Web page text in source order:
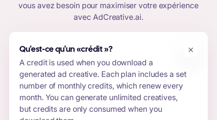
vous avez besoin pour maximiser votre expérience
avec AdCreative.ai.
Qu'est-ce qu'un «crédit »?
A credit is used when you download a
generated ad creative. Each plan includes a set
number of monthly credits, which renew every
month. You can generate unlimited creatives,
but credits are only consumed when you